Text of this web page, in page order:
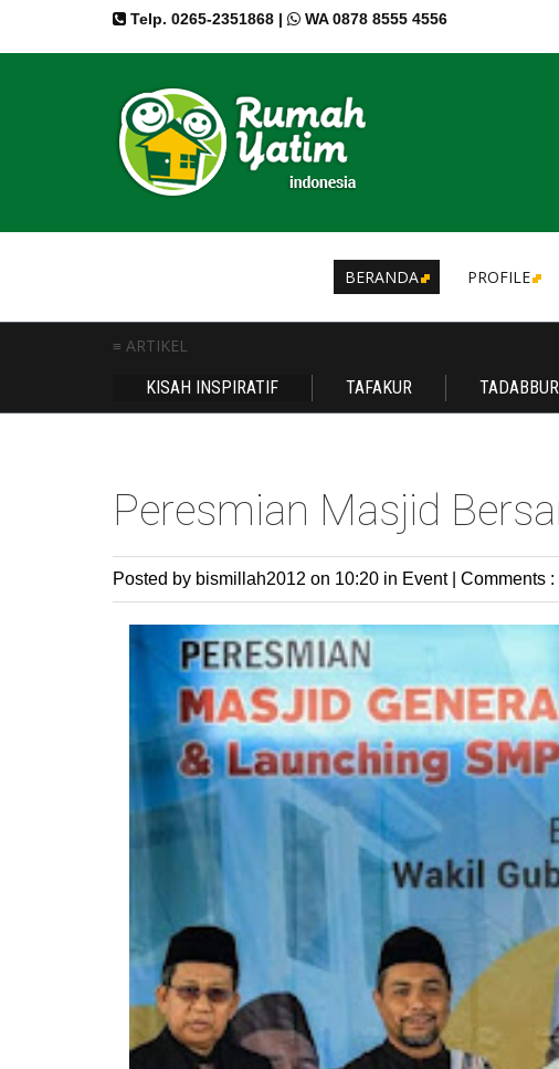
Telp. 0265-2351868 | WA 0878 8555 4556
BERANDA PROFILE
≡ ARTIKEL
KISAH INSPIRATIF
TAFAKUR TADABBUR
Peresmian Masjid
Posted by bismillah2012 on 10:20 in Event Comments :